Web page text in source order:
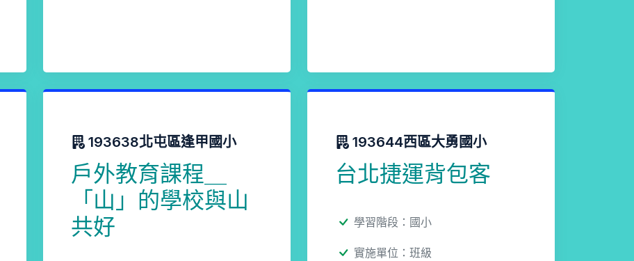
193638北屯區逢甲國小
戶外教育課程＿
「山」的學校與山
共好
193644西區大勇國小
台北捷運背包客
學習階段：國小
實施單位：班級